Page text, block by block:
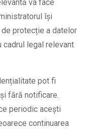
va face
își
protecție a datelor
cadrul legal relevant
pot fi
fără notificare.
periodic acești
continuarea